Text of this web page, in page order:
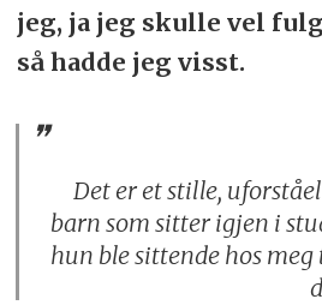
jeg, ja jeg skulle vel
så hadde jeg visst.
Det er et stille,
barn som sitter igjen i
hun ble sittende hos